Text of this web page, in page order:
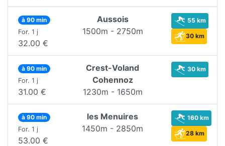
à 90 min
For. 1 j
32.00 €
Aussois
1500m - 2750m
55 km
30 km
à 90 min
For. 1 j
31.00 €
Crest-Voland
Cohennoz
1230m - 1650m
30 km
à 90 min
For. 1 j
53.00 €
les Menuires
1450m - 2850m
160 km
28 km